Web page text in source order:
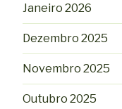
Janeiro 2026
Dezembro 2025
Novembro 2025
Outubro 2025